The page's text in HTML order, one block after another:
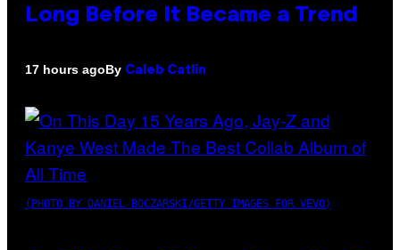
Long Before It Became a Trend
17 hours agoBy Caleb Catlin
(PHOTO BY DANIEL BOCZARSKI/GETTY IMAGES FOR VEVO)